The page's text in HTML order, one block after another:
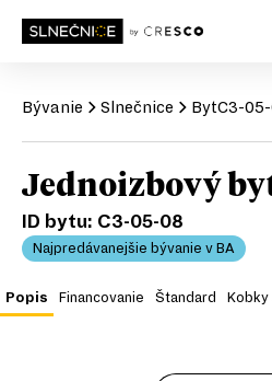
Bývanie Slnečnice BytC3-
Jednoizbový
ID bytu: C3-05-08
Najpredávanejšie bývanie v BA
Popis Financovanie Štandard